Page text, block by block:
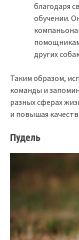
благодаря
обучении.
других
Таким образом,
команды и
разных сферах
и повышая
Пудель